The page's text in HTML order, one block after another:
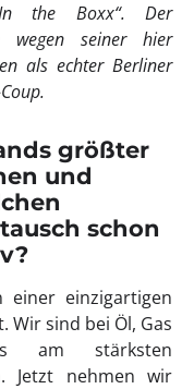
the Boxx“. Der
wegen seiner hier
als echter Berliner
größter
und
schon
einer einzigartigen
Wir sind bei Öl, Gas
am stärksten
Jetzt nehmen wir